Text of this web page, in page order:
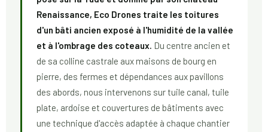
Renaissance, Eco Drones traite les toitures
d'un bâti ancien exposé à l'humidité de la vallée
et à l'ombrage des coteaux. Du centre ancien et
de sa colline castrale aux maisons de bourg en
pierre, des fermes et dépendances aux pavillons
des abords, nous intervenons sur tuile canal, tuile
plate, ardoise et couvertures de bâtiments avec
une technique d'accès adaptée à chaque chantier